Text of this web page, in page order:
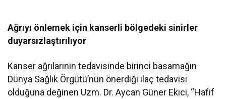
Ağrıyı önlemek için kanserli bölgedeki sinirler
duyarsızlaştırılıyor
Kanser ağrılarının tedavisinde birinci basamağın
Dünya Sağlık Örgütü’nün önerdiği ilaç tedavisi
olduğuna değinen Uzm. Dr. Aycan Güner Ekici, “Hafif